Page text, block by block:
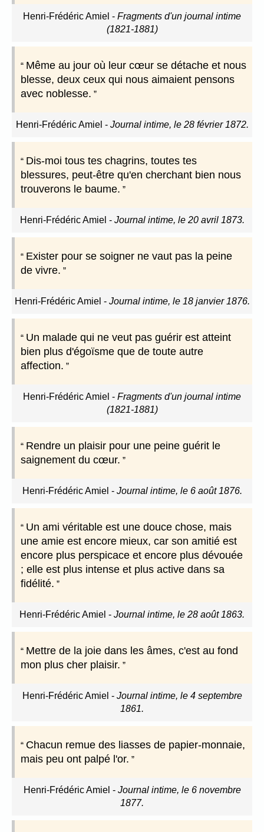
Henri-Frédéric Amiel - Fragments d'un journal intime
(1821-1881)
Même au jour où leur cœur se détache et nous
blesse, deux ceux qui nous aimaient pensons
avec noblesse.
Henri-Frédéric Amiel - Journal intime, le 28 février 1872.
Dis-moi tous tes chagrins, toutes tes
blessures, peut-être qu'en cherchant bien nous
trouverons le baume.
Henri-Frédéric Amiel - Journal intime, le 20 avril 1873.
Exister pour se soigner ne vaut pas la peine
de vivre.
Henri-Frédéric Amiel - Journal intime, le 18 janvier 1876.
Un malade qui ne veut pas guérir est atteint
bien plus d'égoïsme que de toute autre
affection.
Henri-Frédéric Amiel - Fragments d'un journal intime
(1821-1881)
Rendre un plaisir pour une peine guérit le
saignement du cœur.
Henri-Frédéric Amiel - Journal intime, le 6 août 1876.
Un ami véritable est une douce chose, mais
une amie est encore mieux, car son amitié est
encore plus perspicace et encore plus dévouée
; elle est plus intense et plus active dans sa
fidélité.
Henri-Frédéric Amiel - Journal intime, le 28 août 1863.
Mettre de la joie dans les âmes, c'est au fond
mon plus cher plaisir.
Henri-Frédéric Amiel - Journal intime, le 4 septembre
1861.
Chacun remue des liasses de papier-monnaie,
mais peu ont palpé l'or.
Henri-Frédéric Amiel - Journal intime, le 6 novembre
1877.